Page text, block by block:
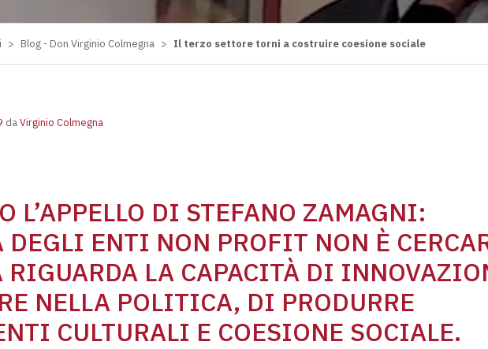
> Blog - Don Virginio Colmegna > Il terzo settore torni a costruire coesione sociale
daVirginio Colmegna
L’APPELLO DI STEFANO ZAMAGNI:
DEGLI ENTI NON PROFIT NON È
RIGUARDA LA CAPACITÀ DI
NELLA POLITICA, DI PRODURRE
CULTURALI E COESIONE SOCIALE.